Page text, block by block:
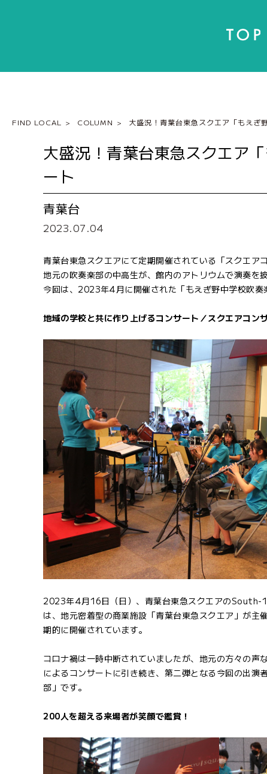
FIND LOCAL COLUMN 大盛況！青葉台東急スクエア「もえぎ
大盛況！青葉台東急スクエア
ート
青葉台
2023.07.04
青葉台東急スクエアにて定期開催されている「スクエア
地元の吹奏楽部の中高生が、館内のアトリウムで演奏を
今回は、2023年4月に開催された「もえぎ野中学校吹奏
地域の学校と共に作り上げるコンサート／スクエアコン
2023年4月16日（日）、青葉台東急スクエアのSouth-
は、地元密着型の商業施設「青葉台東急スクエア」が
期的に開催されています。
コロナ禍は一時中断されていましたが、地元の方々の
によるコンサートに引き続き、第二弾となる今回の出
部」です。
200人を超える来場者が笑顔で鑑賞！